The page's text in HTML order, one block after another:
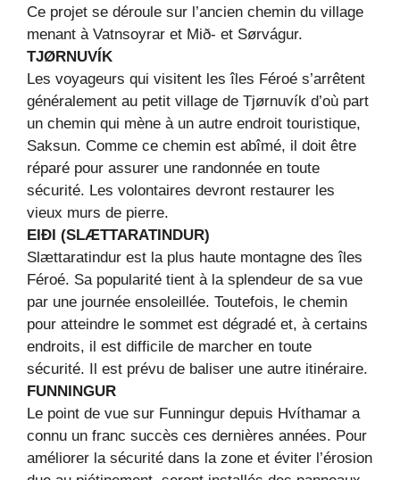
Ce projet se déroule sur l’ancien chemin du village
menant à Vatnsoyrar et Mið- et Sørvágur.
TJØRNUVÍK
Les voyageurs qui visitent les îles Féroé s’arrêtent
généralement au petit village de Tjørnuvík d’où part
un chemin qui mène à un autre endroit touristique,
Saksun. Comme ce chemin est abîmé, il doit être
réparé pour assurer une randonnée en toute
sécurité. Les volontaires devront restaurer les
vieux murs de pierre.
EIÐI (SLÆTTARATINDUR)
Slættaratindur est la plus haute montagne des îles
Féroé. Sa popularité tient à la splendeur de sa vue
par une journée ensoleillée. Toutefois, le chemin
pour atteindre le sommet est dégradé et, à certains
endroits, il est difficile de marcher en toute
sécurité. Il est prévu de baliser une autre itinéraire.
FUNNINGUR
Le point de vue sur Funningur depuis Hvíthamar a
connu un franc succès ces dernières années. Pour
améliorer la sécurité dans la zone et éviter l’érosion